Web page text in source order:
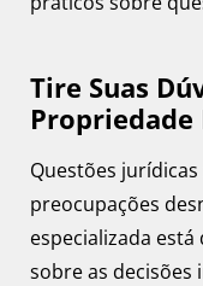
Tire Suas
Propriedade
Questões
preocupações
especializada
sobre as decisões